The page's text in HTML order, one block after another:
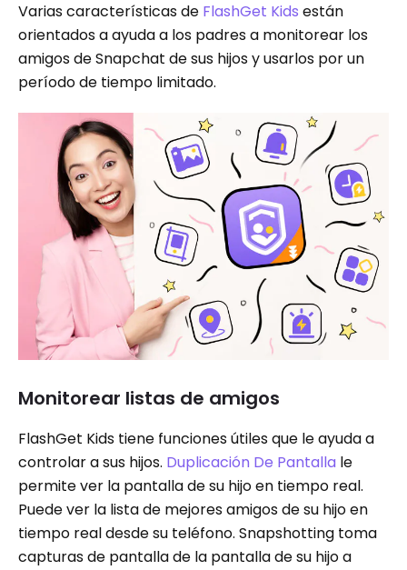
Varias características de FlashGet Kids están
orientados a ayuda a los padres a monitorear los
amigos de Snapchat de sus hijos y usarlos por un
período de tiempo limitado.
Monitorear listas de amigos
FlashGet Kids tiene funciones útiles que le ayuda a
controlar a sus hijos. Duplicación De Pantalla le
permite ver la pantalla de su hijo en tiempo real.
Puede ver la lista de mejores amigos de su hijo en
tiempo real desde su teléfono. Snapshotting toma
capturas de pantalla de la pantalla de su hijo a